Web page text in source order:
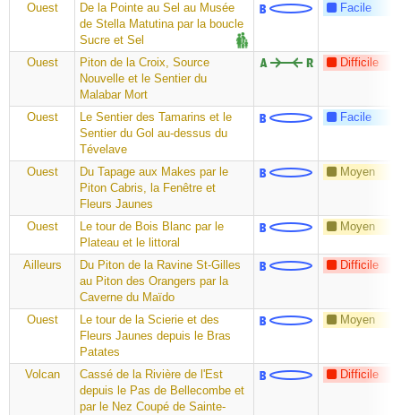
Ouest
De la Pointe au Sel au Musée
de Stella Matutina par la boucle
Sucre et Sel
Facile
Ouest
Piton de la Croix, Source
Nouvelle et le Sentier du
Malabar Mort
Difficile
Ouest
Le Sentier des Tamarins et le
Sentier du Gol au-dessus du
Tévelave
Facile
Ouest
Du Tapage aux Makes par le
Piton Cabris, la Fenêtre et
Fleurs Jaunes
Moyen
Ouest
Le tour de Bois Blanc par le
Plateau et le littoral
Moyen
Ailleurs
Du Piton de la Ravine St-Gilles
au Piton des Orangers par la
Caverne du Maïdo
Difficile
Ouest
Le tour de la Scierie et des
Fleurs Jaunes depuis le Bras
Patates
Moyen
Volcan
Cassé de la Rivière de l'Est
depuis le Pas de Bellecombe et
par le Nez Coupé de Sainte-
Difficile